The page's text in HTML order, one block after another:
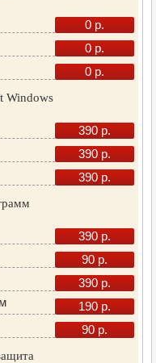
0 р.
0 р.
0 р.
Windows
390 р.
390 р.
390 р.
390 р.
90 р.
390 р.
190 р.
90 р.